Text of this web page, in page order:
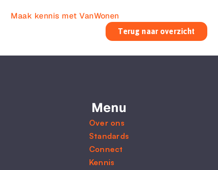
Maak kennis met VanWonen
Terug naar overzicht
Menu
Over ons
Standards
Connect
Kennis